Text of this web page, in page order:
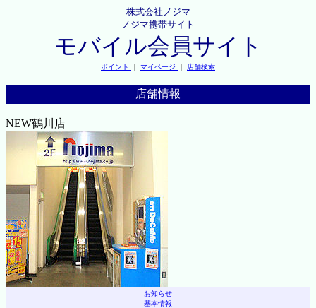
株式会社ノジマ
ノジマ携帯サイト
モバイル会員サイト
ポイント ｜ マイページ ｜ 店舗検索
店舗情報
NEW鶴川店
お知らせ
基本情報